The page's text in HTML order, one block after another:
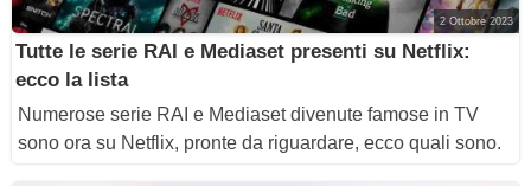
2 Ottobre 2023
Tutte le serie RAI e Mediaset presenti su Netflix:
ecco la lista
Numerose serie RAI e Mediaset divenute famose in TV
sono ora su Netflix, pronte da riguardare, ecco quali sono.